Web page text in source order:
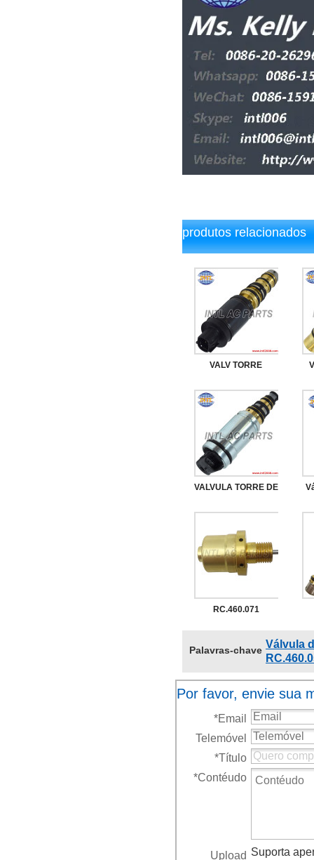
produtos relacionados
VALV TORRE
338966 DENSO
7SEU17C / TSE14C
Para TOYOTA
CAMRY Para LEXUS
Para VÁLVULA DE
CONTROLE RAV4
88310-02711
VALVULA TORRE DE
COMPRESSOR
CALSONIC CSE613 -
BMW 320 / X5 / E90 /
RC.460.033
RC.460.071
SANDEN SD6V12
Palavras-chave Válvula
Por favor, envie sua
*Email
Telemóvel
*Título
*Contéudo
Upload Suporta